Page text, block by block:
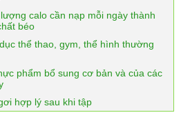
calo cần nạp mỗi ngày thành
béo
thể thao, gym, thể hình thường
phẩm bổ sung cơ bản và của các
hợp lý sau khi tập